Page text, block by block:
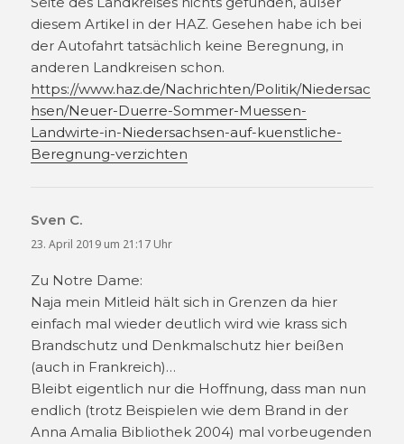
diesem Artikel in der HAZ. Gesehen habe ich bei
der Autofahrt tatsächlich keine Beregnung, in
anderen Landkreisen schon.
https://www.haz.de/Nachrichten/Politik/Niedersac
hsen/Neuer-Duerre-Sommer-Muessen-
Landwirte-in-Niedersachsen-auf-kuenstliche-
Beregnung-verzichten
Sven C.
23. April 2019 um 21:17 Uhr
Zu Notre Dame:
Naja mein Mitleid hält sich in Grenzen da hier
einfach mal wieder deutlich wird wie krass sich
Brandschutz und Denkmalschutz hier beißen
(auch in Frankreich)…
Bleibt eigentlich nur die Hoffnung, dass man nun
endlich (trotz Beispielen wie dem Brand in der
Anna Amalia Bibliothek 2004) mal vorbeugenden